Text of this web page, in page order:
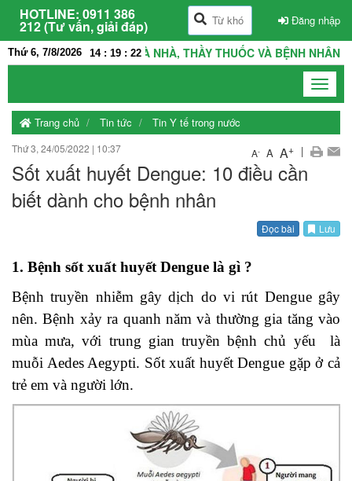
HOTLINE: 0911 386
212 (Tư vấn, giải đáp) Đăng nhập
Thứ 6, 7/8/2026 14 : 19 : 23
BỆNH VIỆN LÀ NHÀ, THẦY THUỐC VÀ BỆNH NHÂN LÀ
Toggle
Trang chủ
Tin tức Tin Y tế trong nước
Thứ 3, 24/05/2022 | 10:37 A- A A+ |
Sốt xuất huyết Dengue: 10 điều cần
biết dành cho bệnh nhân
Đọc bài Lưu
1. Bệnh sốt xuất huyết Dengue là gì ?
Bệnh truyền nhiễm gây dịch do vi rút Dengue gây
nên. Bệnh xảy ra quanh năm và thường gia tăng vào
mùa mưa, với trung gian truyền bệnh chủ yếu là
muỗi Aedes Aegypti. Sốt xuất huyết Dengue gặp ở cả
trẻ em và người lớn.